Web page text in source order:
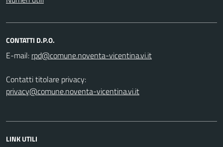
CONTATTI D.P.O.
E-mail:
Contatti titolare privacy:
privacy@comune.noventa-vicentina.vi.it
LINK UTILI